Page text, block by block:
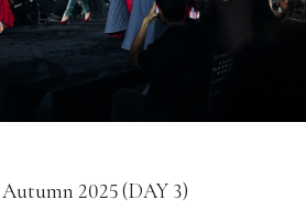
2025 (DAY 3)